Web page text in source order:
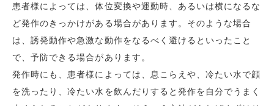
患者様によっては、体位変換や運動時、あるいは横になるな
ど発作のきっかけがある場合があります。そのような場合
は、誘発動作や急激な動作をなるべく避けるといったこと
で、予防できる場合があります。
発作時にも、患者様によっては、息こらえや、冷たい水で顔
を洗ったり、冷たい水を飲んだりすると発作を自分でうまく